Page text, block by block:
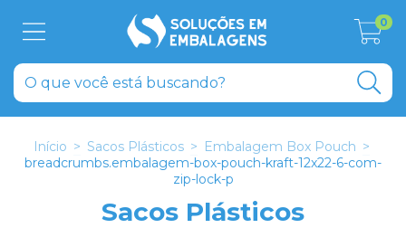
0
Início > Sacos Plásticos > Embalagem Box Pouch >
breadcrumbs.embalagem-box-pouch-kraft-12x22-6-com-
zip-lock-p
Sacos Plásticos